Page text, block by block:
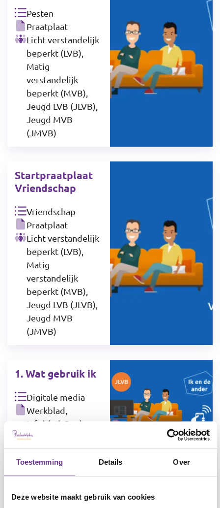
Toestemming Details Over
Deze website maakt gebruik van cookies
Pesten
Praatplaat
Licht verstandelijk
beperkt (LVB),
Matig
verstandelijk
beperkt (MVB),
Jeugd LVB (JLVB),
Jeugd MVB
(JMVB)
Startpraatplaat
Vriendschap
Vriendschap
Praatplaat
Licht verstandelijk
beperkt (LVB),
Matig
verstandelijk
beperkt (MVB),
Jeugd LVB (JLVB),
Jeugd MVB
(JMVB)
1. Wat gebruik ik
Digitale media
Werkblad,
Infoblad, Spel
Jeugd LVB (JLVB)
1. Wat gebruik ik
Digitale media